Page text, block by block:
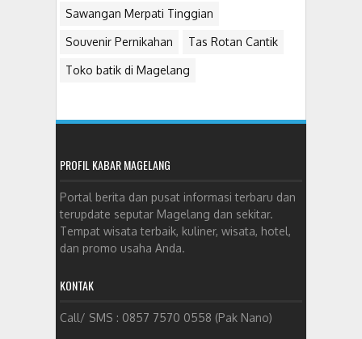
Sawangan Merpati Tinggian
Souvenir Pernikahan Tas Rotan Cantik
Toko batik di Magelang
PROFIL KABAR MAGELANG
Portal berita dan pusat informasi terbaru dan
terupdate seputar Magelang dan sekitar.
Tempat wisata terbaik, kuliner, wisata, hotel,
dan promo usaha Anda.
KONTAK
Call/ SMS : 0857 7570 0558 (Pak Nano)